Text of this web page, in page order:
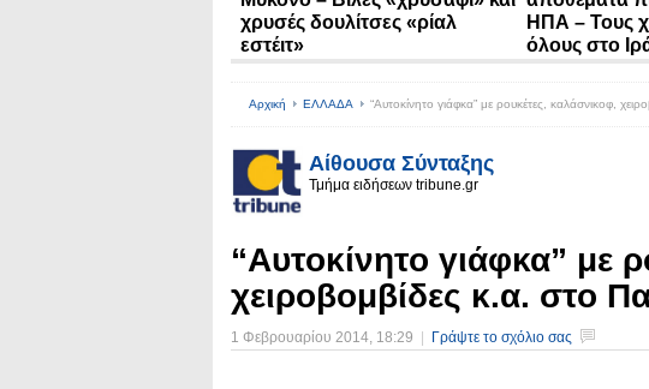
χρυσές δουλίτσες «ρίαλ
εστέιτ»
ΗΠΑ – Τους
όλους στο
Αρχική ΕΛΛΑΔΑ “Αυτοκίνητο γιάφκα” με ρουκέτες, καλάσνικοφ,
Αίθουσα Σύνταξης
Τμήμα ειδήσεων tribune.gr
“Αυτοκίνητο γιάφκα” με
χειροβομβίδες κ.α. στο
1 Φεβρουαρίου 2014, 18:29 Γράψτε το σχόλιο σας